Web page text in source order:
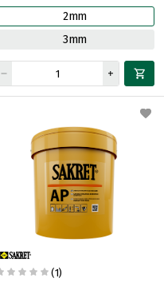
2mm
3mm
(1)